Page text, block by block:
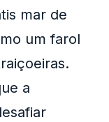
mar de
um farol
a